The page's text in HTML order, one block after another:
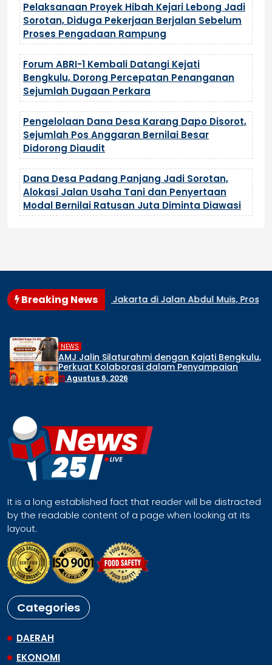
Pelaksanaan Proyek Hibah Kejari Lebong Jadi
Sorotan, Diduga Pekerjaan Berjalan Sebelum
Proses Pengadaan Rampung
Forum ABRI-1 Kembali Datangi Kejati
Bengkulu, Dorong Percepatan Penanganan
Sejumlah Dugaan Perkara
Pengelolaan Dana Desa Karang Dapo Disorot,
Sejumlah Pos Anggaran Bernilai Besar
Didorong Diaudit
Dana Desa Padang Panjang Jadi Sorotan,
Alokasi Jalan Usaha Tani dan Penyertaan
Modal Bernilai Ratusan Juta Diminta Diawasi
Breaking News
Jakarta di Jalan Abdul Muis, Proses Pemadaman Masih
dengan Kajati Bengkulu,
dalam Penyampaian
Sorotan,
It is a long established fact that reader will be distracted
by the readable content of a page when looking at its
layout.
Categories
DAERAH
EKONOMI